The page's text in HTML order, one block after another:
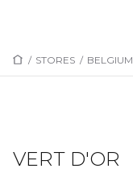
/ STORES / BELGIUM
VERT D'OR